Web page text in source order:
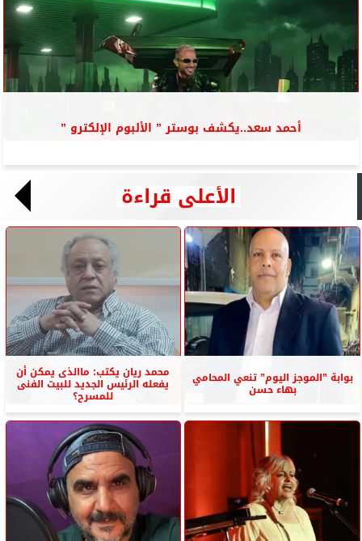
أحمد سعد..يكشف بوستر ” الألبوم الإلكترو ”
الأعلى قراءة
بوابة ”الموجز اليوم” تنعي المحامي
بهاء حسن
محمد ريان يكتب: ماالذى يمكن أن
يفعله الرئيس الجديد للبيت الفنى
للمسرح؟